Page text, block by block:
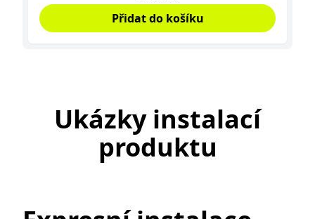
Přidat do košíku
Ukázky instalací
produktu